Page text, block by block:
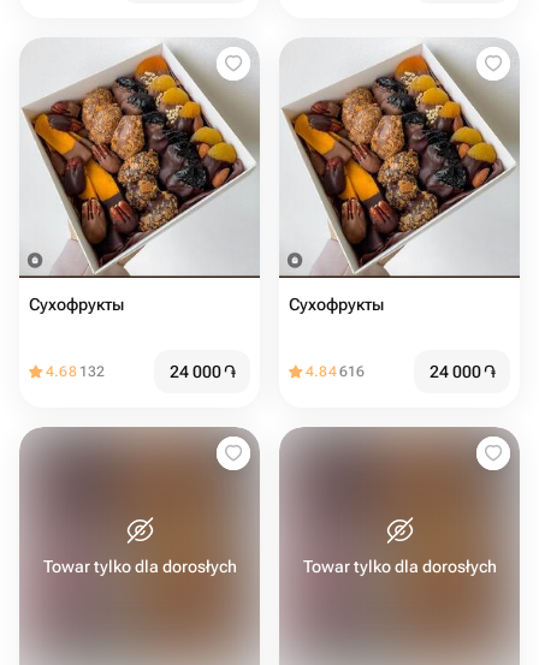
Сухофрукты
4.68 132 24 000֏
Сухофрукты
4.84616 24 000֏
Towar tylko dla dorosłych Towar tylko dla dorosłych